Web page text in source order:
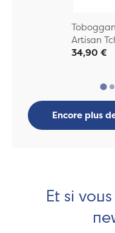
Artisan
34,90 €
Encore plus
Et si